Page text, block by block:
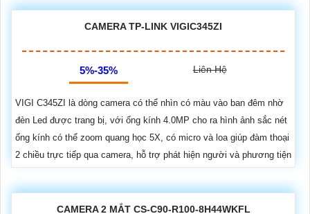
CAMERA TP-LINK VIGIC345ZI
5%-35% Liên Hệ
VIGI C345ZI là dòng camera có thể nhìn có màu vào ban đêm nhờ
đèn Led được trang bị, với ống kính 4.0MP cho ra hình ảnh sắc nét
ống kính có thể zoom quang học 5X, có micro và loa giúp đàm thoại
2 chiều trực tiếp qua camera, hỗ trợ phát hiện người và phương tiện
CAMERA 2 MẮT CS-C90-R100-8H44WKFL